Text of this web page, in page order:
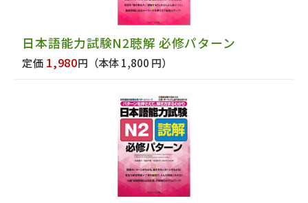
日本語能力試験N2聴解 必修パターン
定価 1,980円 （本体 1,800 円）